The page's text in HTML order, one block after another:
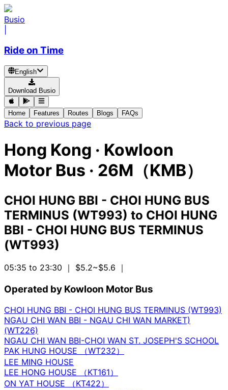
Busio
Ride on Time
English
Download Busio
Home Features Routes Blogs FAQs
Back to previous page
Hong Kong · Kowloon
Motor Bus · 26M（KMB）
CHOI HUNG BBI - CHOI HUNG BUS
TERMINUS (WT993) to CHOI HUNG
BBI - CHOI HUNG BUS TERMINUS
(WT993)
05:35 to 23:30 ｜ $5.2~$5.6 ｜
Operated by Kowloon Motor Bus
CHOI HUNG BBI - CHOI HUNG BUS TERMINUS (WT993)
NGAU CHI WAN BBI - NGAU CHI WAN MARKET)
(WT226)
NGAU CHI WAN BBI-CHOI WAN ST. JOSEPH'S SCHOOL
PAK HUNG HOUSE （WT232）
LEE MING HOUSE
LEE HONG HOUSE （KT161）
ON YAT HOUSE （KT422）